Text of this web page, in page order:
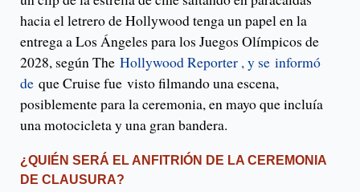
hacia el letrero de Hollywood tenga un papel en la
entrega a Los Ángeles para los Juegos Olímpicos de
2028, según The Hollywood Reporter , y se informó
de que Cruise fue visto filmando una escena,
posiblemente para la ceremonia, en mayo que incluía
una motocicleta y una gran bandera.
¿QUIÉN SERÁ EL ANFITRIÓN DE LA CEREMONIA
DE CLAUSURA?